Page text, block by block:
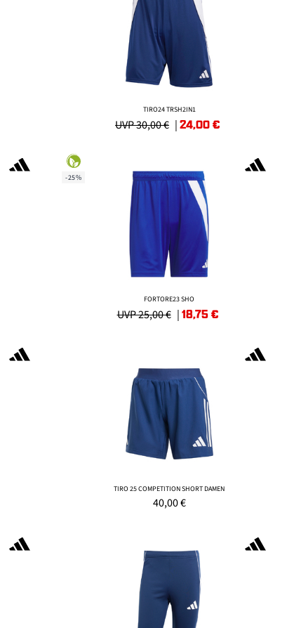
TIRO24 TRSH2IN1
UVP 30,00 € |24,00€
-25%
FORTORE23 SHO
UVP 25,00 € |18,75 €
TIRO 25 COMPETITION SHORT DAMEN
40,00€